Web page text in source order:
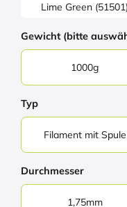
Lime Green (51501)
Gewicht (bitte
1000g
Typ
Filament mit Spule
Durchmesser
1,75mm